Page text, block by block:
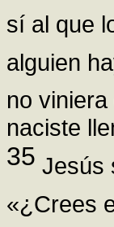
sí al que
alguien
no
naciste
35 Jesús
«¿Crees